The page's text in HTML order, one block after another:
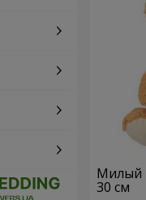
Милый
30 см